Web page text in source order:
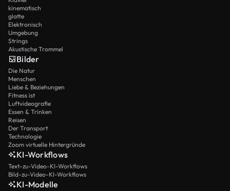
kinematisch
glatte
Elektronisch
Umgebung
Strings
Akustische Trommel
Bilder
Die Natur
Menschen
Liebe & Beziehungen
Fitness ist
Luftvideografie
Essen & Trinken
Reisen
Der Transport
Technologie
Zoom virtuelle Hintergründe
KI-Workflows
Text-zu-Video-KI-Workflows
Bild-zu-Video-KI-Workflows
KI-Modelle